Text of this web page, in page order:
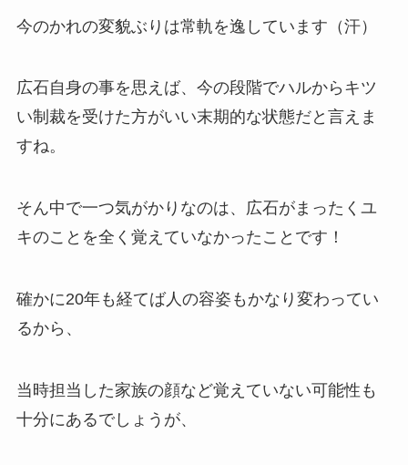
今のかれの変貌ぶりは常軌を逸しています（汗）
広石自身の事を思えば、今の段階でハルからキツ
い制裁を受けた方がいい末期的な状態だと言えま
すね。
そん中で一つ気がかりなのは、広石がまったくユ
キのことを全く覚えていなかったことです！
確かに20年も経てば人の容姿もかなり変わってい
るから、
当時担当した家族の顔など覚えていない可能性も
十分にあるでしょうが、